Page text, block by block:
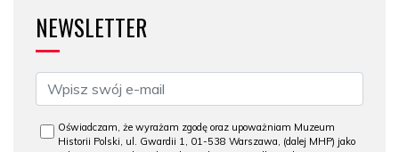
NEWSLETTER
Oświadczam, że wyrażam zgodę oraz upoważniam Muzeum
Historii Polski, ul. Gwardii 1, 01-538 Warszawa, (dalej MHP) jako